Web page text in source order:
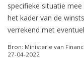
specifieke situatie
het kader van de
verrekend met
Bron: Ministerie van
27-04-2022